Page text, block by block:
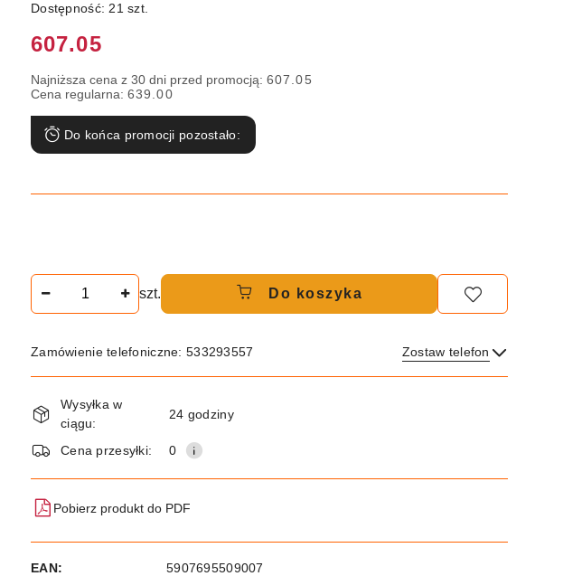
Dostępność: 21szt.
Cena:
607.05
Najniższa cena z 30 dni przed promocją: 607.05
Cena regularna: 639.00
Do końca promocji pozostało:
szt. Do koszyka
Zamówienie telefoniczne: 533293557 Zostaw telefon
Wyślij
Dostępność
i
dostawa
Wysyłka w
ciągu:
24 godziny
Cena przesyłki: 0
Pobierz produkt do PDF
EAN: 5907695509007